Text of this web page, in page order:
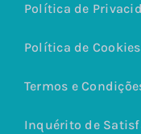
Política de
Política de Cookies
Termos e
Inquérito de